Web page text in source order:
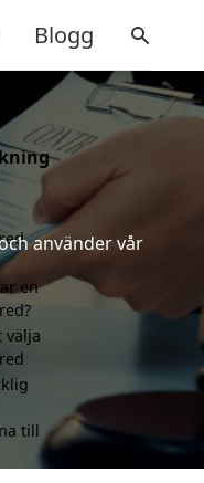
Blogg
använder vår
en
välja
till